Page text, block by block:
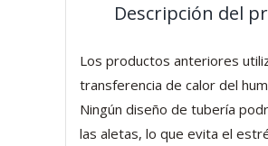
Descripción del
Los productos anteriores
transferencia de calor del
Ningún diseño de tubería
las aletas, lo que evita el